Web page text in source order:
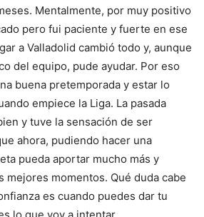
Mentalmente, por muy positivo
pero fui paciente y fuerte en ese
a Valladolid cambió todo y, aunque
del equipo, pude ayudar. Por eso
buena pretemporada y estar lo
empiece la Liga. La pasada
y tuve la sensación de ser
ahora, pudiendo hacer una
pueda aportar mucho más y
mejores momentos. Qué duda cabe
es cuando puedes dar tu